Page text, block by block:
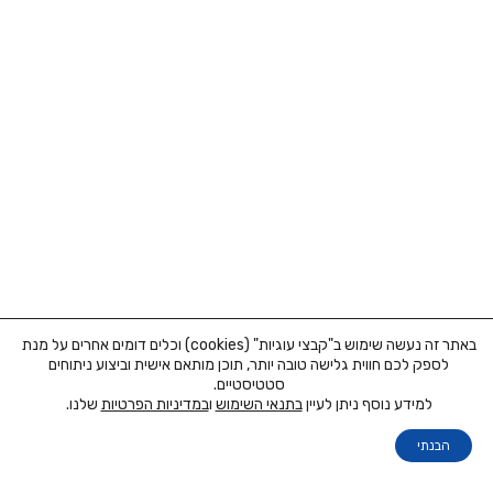
באתר זה נעשה שימוש ב"קבצי עוגיות" (cookies) וכלים דומים אחרים על מנת
לספק לכם חווית גלישה טובה יותר, תוכן מותאם אישית וביצוע ניתוחים
סטטיסטיים.
למידע נוסף ניתן לעייןבתנאי השימוש ובמדיניות הפרטיות שלנו.
הבנתי